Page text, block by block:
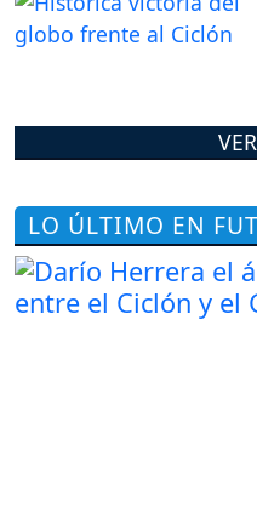
LO ÚLTIMO EN